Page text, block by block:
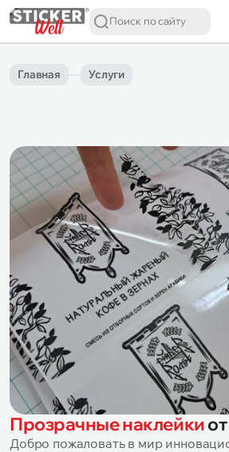
Главная Услуги
Прозрачные наклейки
Добро пожаловать в мир